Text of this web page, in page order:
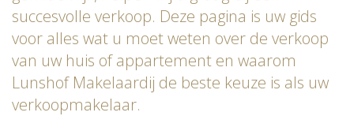
succesvolle verkoop. Deze pagina is uw gids
voor alles wat u moet weten over de verkoop
van uw huis of appartement en waarom
Lunshof Makelaardij de beste keuze is als uw
verkoopmakelaar.